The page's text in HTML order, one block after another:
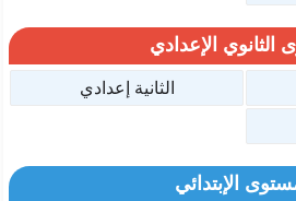
الثانوي الإعدادي
الثانية إعدادي
الإبتدائي